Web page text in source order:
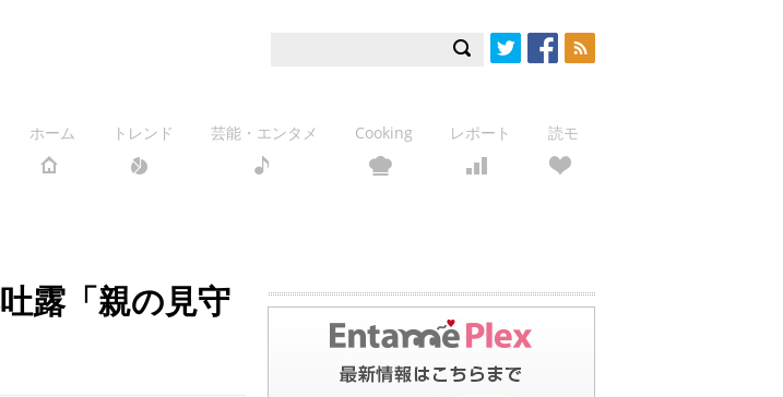
ホーム トレンド 芸能・エンタメ Cooking レポート 読モ
露「親の見守